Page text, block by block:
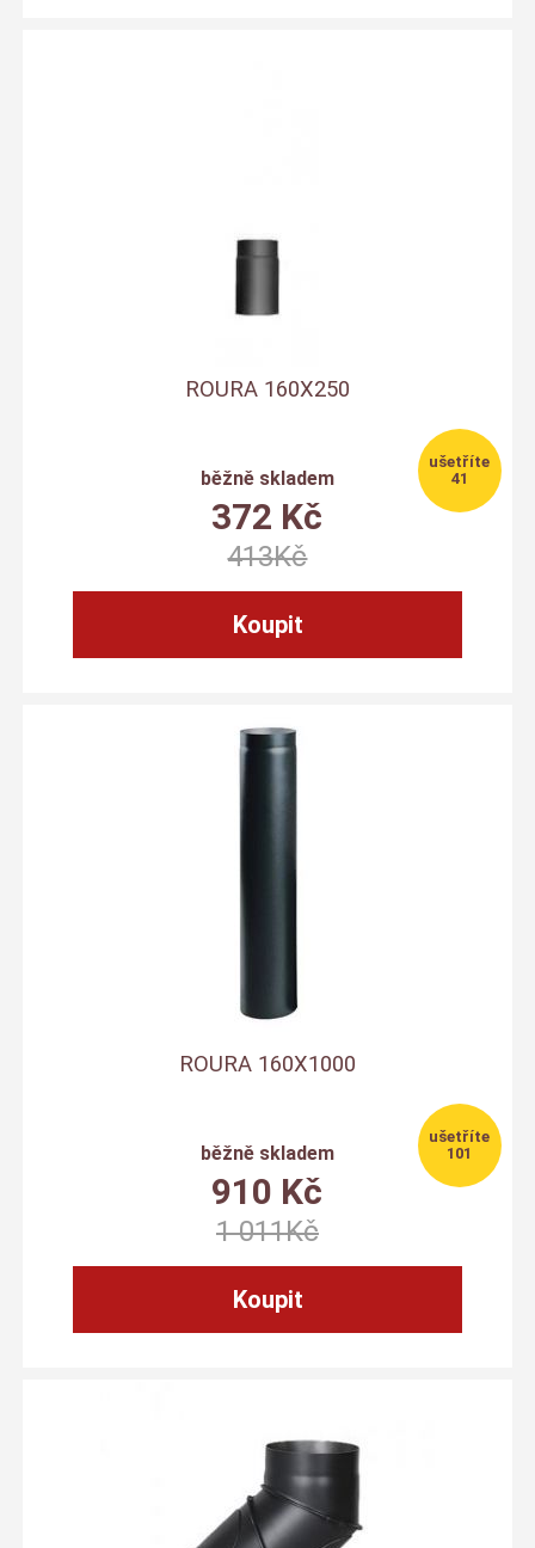
ROURA 160X250
běžně skladem
372 Kč
41
413Kč
ROURA 160X1000
běžně skladem
910 Kč
101
1 011Kč